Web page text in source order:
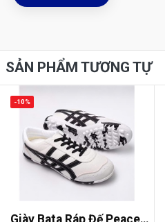
SẢN PHẨM TƯƠNG TỰ
-10%